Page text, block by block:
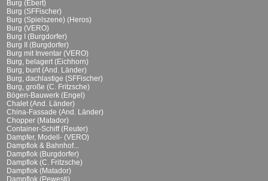
Burg (Ebert)
Burg (SFFischer)
Burg (Spielszene) (Heros)
Burg (VERO)
Burg I (Burgdorfer)
Burg II (Burgdorfer)
Burg mit Inventar (VERO)
Burg, belagert (Eichhorn)
Burg, bunt (And. Länder)
Burg, dachlastige (SFFischer)
Burg, große (C. Fritzsche)
Bögen-Bauwerk (Engel)
Chalet (And. Länder)
China-Fassade (And. Länder)
Chopper (Matador)
Container-Schiff (Reuter)
Dampfer, Modell- (VERO)
Dampflok & Bahnhof...
Dampflok (Burgdorfer)
Dampflok (C. Fritzsche)
Dampflok (Matador)
Dampflok (Pewesti)